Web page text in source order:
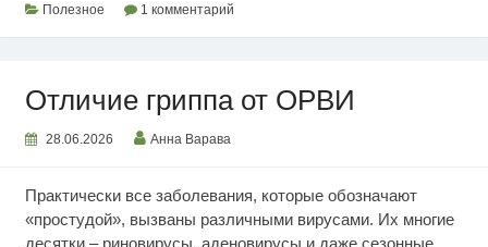
Полезное 1 комментарий
Отличие гриппа от ОРВИ
28.06.2026 Анна Варава
Практически все заболевания, которые обозначают
«простудой», вызваны различными вирусами. Их многие
десятки – риновирусы, аденовирусы и даже сезонные